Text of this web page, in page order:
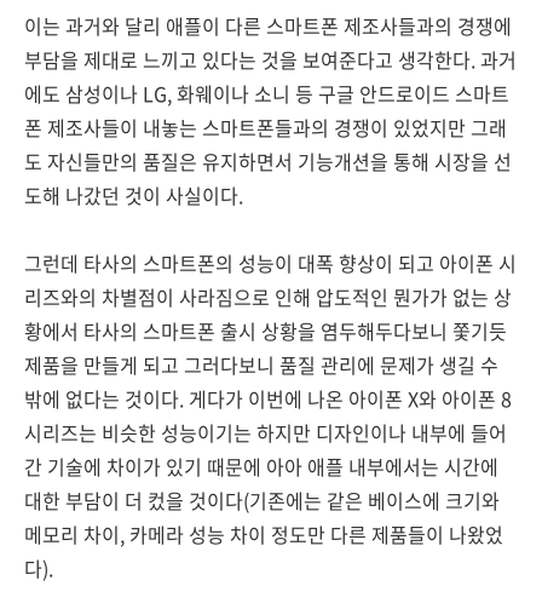
이는 과거와 달리 애플이 다른 스마트폰 제조사들과의 경쟁에
부담을 제대로 느끼고 있다는 것을 보여준다고 생각한다. 과거
에도 삼성이나 LG, 화웨이나 소니 등 구글 안드로이드 스마트
폰 제조사들이 내놓는 스마트폰들과의 경쟁이 있었지만 그래
도 자신들만의 품질은 유지하면서 기능개션을 통해 시장을 선
도해 나갔던 것이 사실이다.
그런데 타사의 스마트폰의 성능이 대폭 향상이 되고 아이폰 시
리즈와의 차별점이 사라짐으로 인해 압도적인 뭔가가 없는 상
황에서 타사의 스마트폰 출시 상황을 염두해두다보니 쫓기듯
제품을 만들게 되고 그러다보니 품질 관리에 문제가 생길 수
밖에 없다는 것이다. 게다가 이번에 나온 아이폰 X와 아이폰 8
시리즈는 비슷한 성능이기는 하지만 디자인이나 내부에 들어
간 기술에 차이가 있기 때문에 아아 애플 내부에서는 시간에
대한 부담이 더 컸을 것이다(기존에는 같은 베이스에 크기와
메모리 차이, 카메라 성능 차이 정도만 다른 제품들이 나왔었
다).